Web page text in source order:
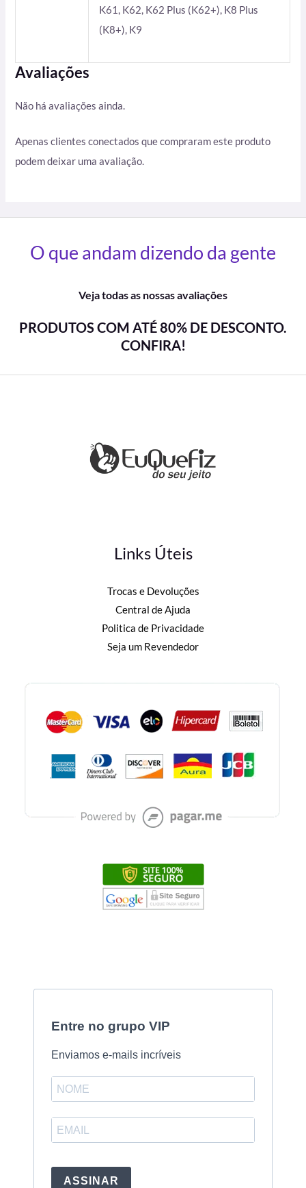
K61, K62, K62 Plus (K62+), K8 Plus
(K8+), K9
Avaliações
Não há avaliações ainda.
Apenas clientes conectados que compraram este produto
podem deixar uma avaliação.
O que andam dizendo da gente
Veja todas as nossas avaliações
PRODUTOS COM ATÉ 80% DE DESCONTO.
CONFIRA!
Links Úteis
Trocas e Devoluções
Central de Ajuda
Politica de Privacidade
Seja um Revendedor
Entre no grupo VIP
Enviamos e-mails incríveis
ASSINAR